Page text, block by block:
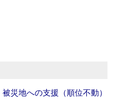
災地への支援（順位不動）